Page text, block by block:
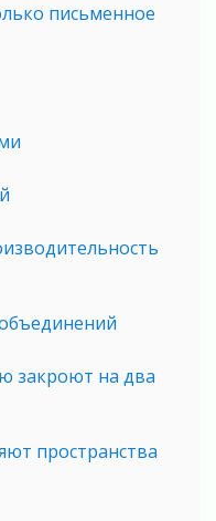
письменное
закроют на два
пространства